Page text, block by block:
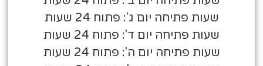
שעות פתיחה יום ג': פתוח 24 שעות
שעות פתיחה יום ד': פתוח 24 שעות
שעות פתיחה יום ה': פתוח 24 שעות